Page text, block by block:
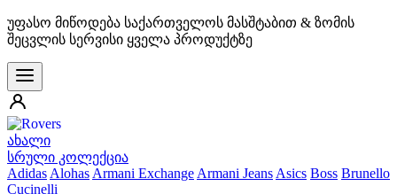
უფასო მიწოდება საქართველოს მასშტაბით & ზომის
შეცვლის სერვისი ყველა პროდუქტზე
ახალი
სრული კოლექცია
Adidas Alohas Armani Exchange Armani Jeans Asics Boss Brunello
Cucinelli